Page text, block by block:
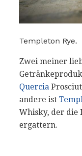
Templeton Rye.
Zwei meiner
Quercia
andere ist
Whisky, der die
ergattern.